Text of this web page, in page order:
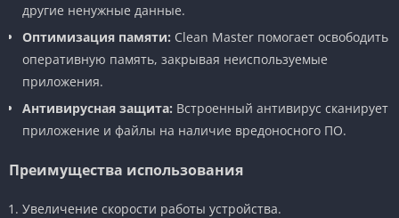
другие ненужные данные.
Оптимизация памяти: Clean Master помогает освободить
оперативную память, закрывая неиспользуемые
приложения.
Антивирусная защита: Встроенный антивирус сканирует
приложение и файлы на наличие вредоносного ПО.
Преимущества использования
Увеличение скорости работы устройства.